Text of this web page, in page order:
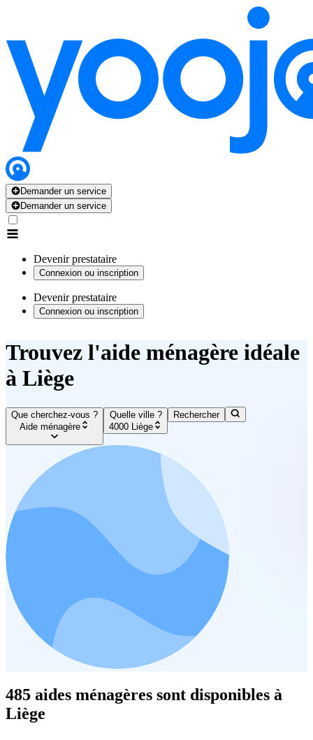
Demander un service
Demander un service
Devenir prestataire
Connexion ou inscription
Devenir prestataire
Connexion ou inscription
Trouvez l'aide ménagère idéale
à Liège
Que cherchez-vous ?
Aide ménagère
Quelle ville ?
4000 Liège
Rechercher
485 aides ménagères sont disponibles à
Liège